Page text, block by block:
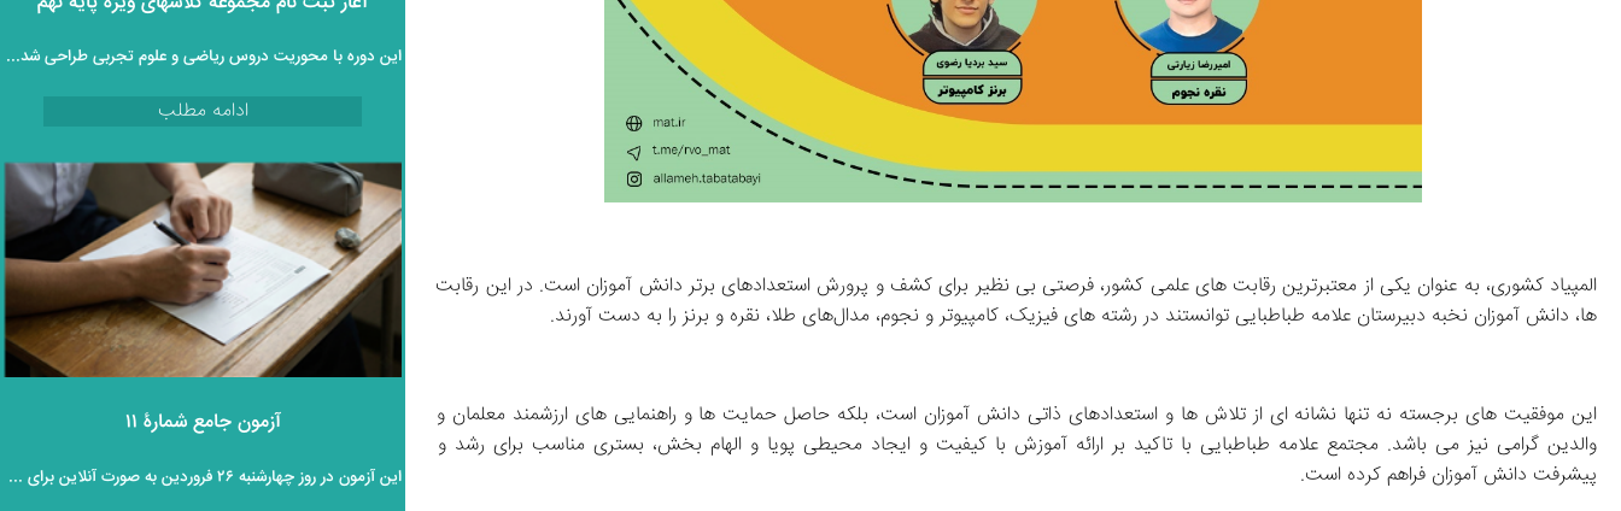
ها، دانش‌ آموزان نخبه دبیرستان علامه طباطبایی توانستند در رشته‌ های فیزیک، کامپیوتر و نجوم، مدال‌های طلا، نقره و برنز را به دست آورند.
این موفقیت‌ های برجسته نه تنها نشانه‌ ای از تلاش‌ ها و استعدادهای ذاتی دانش‌ آموزان است، بلکه حاصل حمایت‌ ها و راهنمایی‌ های ارزشمند معلمان و
والدین گرامی نیز می‌ باشد. مجتمع علامه طباطبایی با تاکید بر ارائه آموزش با کیفیت و ایجاد محیطی پویا و الهام‌ بخش، بستری مناسب برای رشد و
پیشرفت دانش‌ آموزان فراهم کرده است.
این دوره با محوریت دروس ریاضی و علوم تجربی طراحی شده و به‌ صورت کاملاً رایگان و غیرحضوری در اختیار دانش‌ آموزان قرار می‌گیرد.
ادامه مطلب
آزمون جامع شمارۀ ۱۱
این آزمون در روز چهارشنبه ۲۶ فروردین به صورت آنلاین برای دانش آموزان پایه دوازدهم برگزار خواهد گردید.